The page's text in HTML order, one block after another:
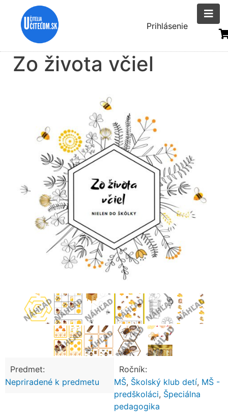
Menu
účtu
Prihlásenie
Zo života včiel
Predmet:
Nepriradené k predmetu
Ročník:
MŠ, Školský klub detí, MŠ -
predškoláci, Špeciálna
pedagogika